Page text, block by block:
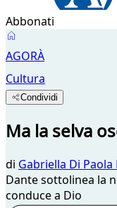
Abbonati
AGORÀ
Cultura
Condividi
Ma la selva
di Gabriella Di
Dante sottolinea la
conduce a Dio